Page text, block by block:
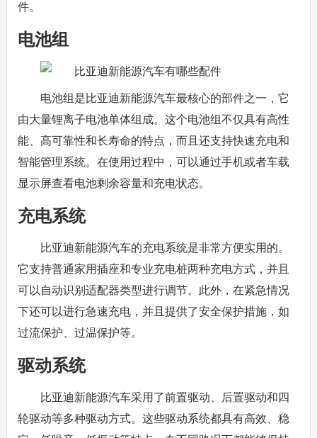
件。
电池组
电池组是比亚迪新能源汽车最核心的部件之一，它
由大量锂离子电池单体组成。这个电池组不仅具有高性
能、高可靠性和长寿命的特点，而且还支持快速充电和
智能管理系统。在使用过程中，可以通过手机或者车载
显示屏查看电池剩余容量和充电状态。
充电系统
比亚迪新能源汽车的充电系统是非常方便实用的。
它支持普通家用插座和专业充电桩两种充电方式，并且
可以自动识别适配器类型进行调节。此外，在紧急情况
下还可以进行急速充电，并且提供了安全保护措施，如
过流保护、过温保护等。
驱动系统
比亚迪新能源汽车采用了前置驱动、后置驱动和四
轮驱动等多种驱动方式。这些驱动系统都具有高效、稳